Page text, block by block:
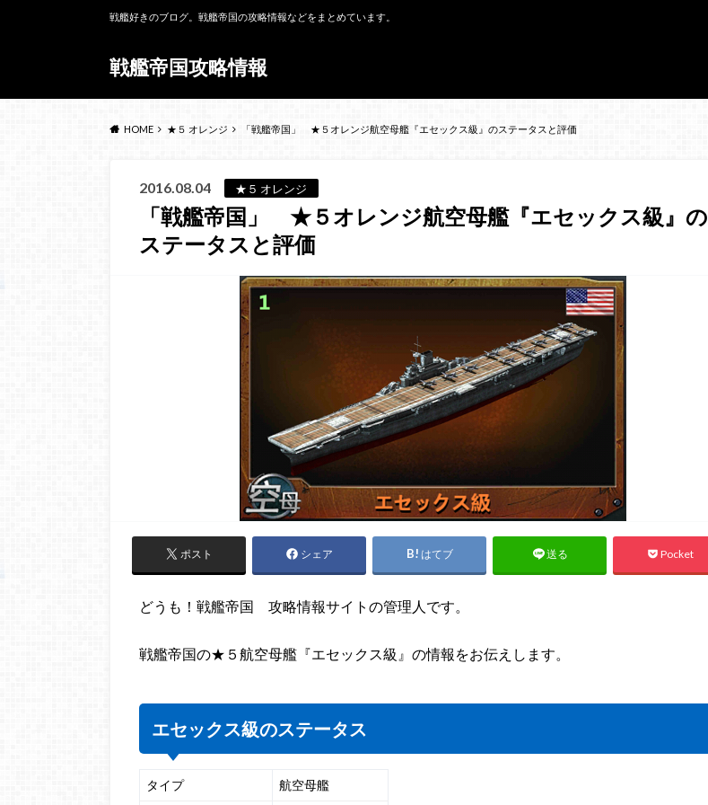
戦艦帝国攻略情報
戦艦好きのブログ。戦艦帝国の攻略情報などをまとめています。
HOME ★５ オレンジ 「戦艦帝国」 ★５オレンジ航空母艦『エセックス級』のステータスと評価
2016.08.04 ★５ オレンジ
「戦艦帝国」 ★５オレンジ航空母艦『エセックス級』の
ステータスと評価
ポスト シェア はてブ 送る Pocket
どうも！戦艦帝国 攻略情報サイトの管理人です。
戦艦帝国の★５航空母艦『エセックス級』の情報をお伝えします。
エセックス級のステータス
タイプ 航空母艦